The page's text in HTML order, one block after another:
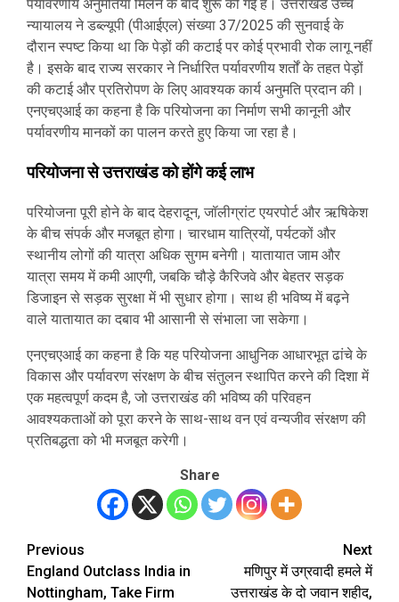
पर्यावरणीय अनुमतियां मिलने के बाद शुरू की गई है। उत्तराखंड उच्च
न्यायालय ने डब्ल्यूपी (पीआईएल) संख्या 37/2025 की सुनवाई के
दौरान स्पष्ट किया था कि पेड़ों की कटाई पर कोई प्रभावी रोक लागू नहीं
है। इसके बाद राज्य सरकार ने निर्धारित पर्यावरणीय शर्तों के तहत पेड़ों
की कटाई और प्रतिरोपण के लिए आवश्यक कार्य अनुमति प्रदान की।
एनएचएआई का कहना है कि परियोजना का निर्माण सभी कानूनी और
पर्यावरणीय मानकों का पालन करते हुए किया जा रहा है।
परियोजना से उत्तराखंड को होंगे कई लाभ
परियोजना पूरी होने के बाद देहरादून, जॉलीग्रांट एयरपोर्ट और ऋषिकेश
के बीच संपर्क और मजबूत होगा। चारधाम यात्रियों, पर्यटकों और
स्थानीय लोगों की यात्रा अधिक सुगम बनेगी। यातायात जाम और
यात्रा समय में कमी आएगी, जबकि चौड़े कैरिजवे और बेहतर सड़क
डिजाइन से सड़क सुरक्षा में भी सुधार होगा। साथ ही भविष्य में बढ़ने
वाले यातायात का दबाव भी आसानी से संभाला जा सकेगा।
एनएचएआई का कहना है कि यह परियोजना आधुनिक आधारभूत ढांचे के
विकास और पर्यावरण संरक्षण के बीच संतुलन स्थापित करने की दिशा में
एक महत्वपूर्ण कदम है, जो उत्तराखंड की भविष्य की परिवहन
आवश्यकताओं को पूरा करने के साथ-साथ वन एवं वन्यजीव संरक्षण की
प्रतिबद्धता को भी मजबूत करेगी।
Share
Post
navigation
Previous
England Outclass India in
Nottingham, Take Firm
Next
मणिपुर में उग्रवादी हमले में
उत्तराखंड के दो जवान शहीद,